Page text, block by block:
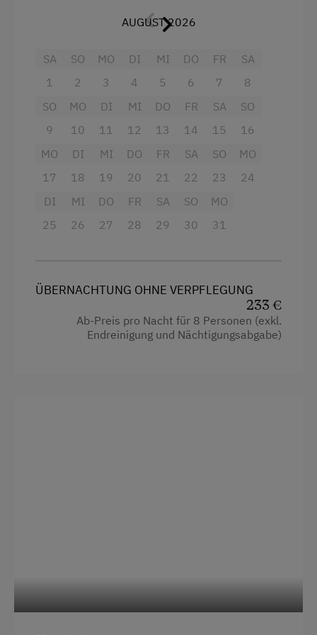
Ausstattung
Aussicht auf eine Berglandschaft
Balkon/Terrasse
Dusche
Haarföhn
Wlan
Haupthaus
4 Plattenherd
AUGUST 2026
SA
1
SO
2
MO
3
DI
4
MI
5
DO
6
FR
7
SA
8
SO
9
MO
10
DI
11
MI
12
DO
13
FR
14
SA
15
SO
16
MO
17
DI
18
MI
19
DO
20
FR
21
SA
22
SO
23
MO
24
DI
25
MI
26
DO
27
FR
28
SA
29
SO
30
MO
31
ÜBERNACHTUNG OHNE VERPFLEGUNG
233 €
Ab-Preis pro Nacht für 8 Personen (exkl.
Endreinigung und Nächtigungsabgabe)